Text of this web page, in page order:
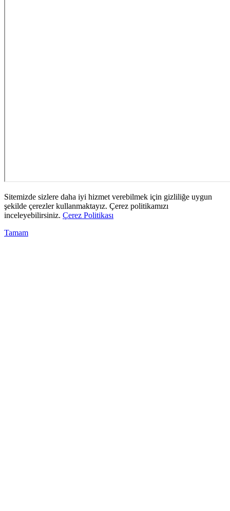
Sitemizde sizlere daha iyi hizmet verebilmek için gizliliğe uygun
şekilde çerezler kullanmaktayız. Çerez politikamızı
inceleyebilirsiniz. Çerez Politikası
Tamam